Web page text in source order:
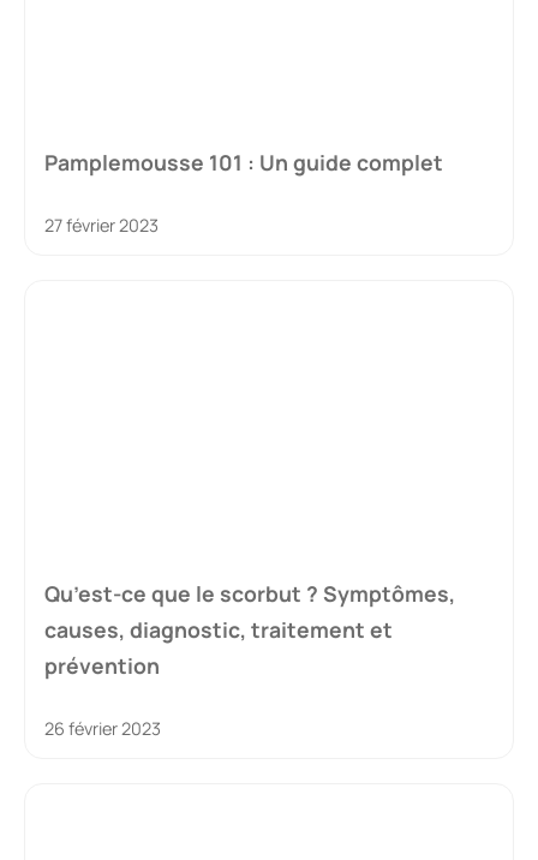
Pamplemousse 101 : Un guide complet
27 février 2023
Qu’est-ce que le scorbut ? Symptômes,
causes, diagnostic, traitement et
prévention
26 février 2023